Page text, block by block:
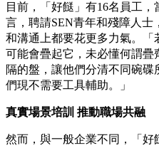
目前，「好餸」有16名員工，
言，聘請SEN青年和殘障人士
和溝通上都要花更多力氣。「
可能會疊起它，未必懂何謂疊
隔的盤，讓他們分清不同碗
們現不需要工具輔助。」
真實場景培訓 推動職場共融
然而，與一般企業不同，「好